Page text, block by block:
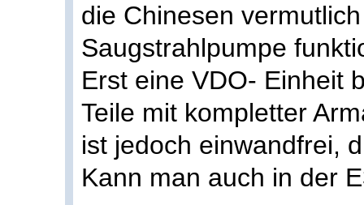
die Chinesen
Saugstrahlpumpe
Erst eine VDO- Einheit
Teile mit kompletter
ist jedoch einwandfrei,
Kann man auch in der